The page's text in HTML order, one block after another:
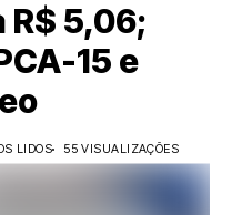
R$ 5,06;
15 e
LIDOS 55 VISUALIZAÇÕES